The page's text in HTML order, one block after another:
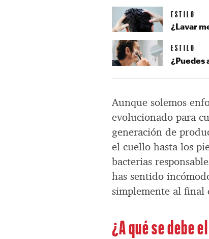
Aunque solemos
evolucionado para
generación de
el cuello hasta los
bacterias
has sentido
simplemente al final
¿A qué se debe
ESTILO
¿Lavar
ESTILO
¿Puedes